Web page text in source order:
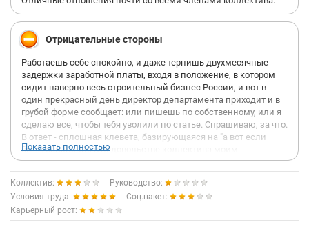
Отрицательные стороны
Работаешь себе спокойно, и даже терпишь двухмесячные
задержки заработной платы, входя в положение, в котором
сидит наверно весь строительный бизнес России, и вот в
один прекрасный день директор департамента приходит и в
грубой форме сообщает: или пишешь по собственному, или я
сделаю все, чтобы тебя уволили по статье. Спрашиваю, за что.
В ответ - сплошная клевета, базирующаяся на "а вот если
бы...", обвинения в недовольстве коллектива моим
поведением, хотя до прихода директора все шутили и
смеялись между собой... Сижу и тихо фигею: в коллективе
проблемы только с одним членом, к слову, наркоманом.
Однако ни выслушать не хотят, ни оправдаться не дают.
Выгоняют в тот же день. Это традиция такая - не спросив
настоящего мнения коллектива вышвыривать людей из
Показать полностью
Коллектив:
Руководство:
Условия труда:
Соц.пакет:
Карьерный рост: